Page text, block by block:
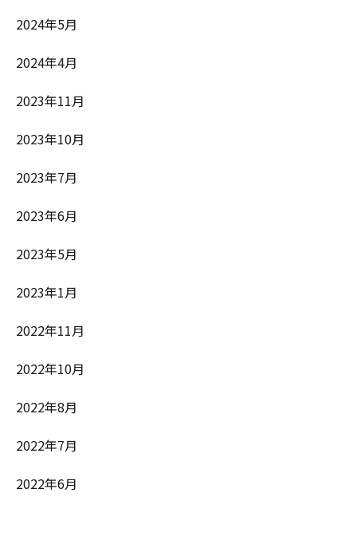
2024年5月
2024年4月
2023年11月
2023年10月
2023年7月
2023年6月
2023年5月
2023年1月
2022年11月
2022年10月
2022年8月
2022年7月
2022年6月